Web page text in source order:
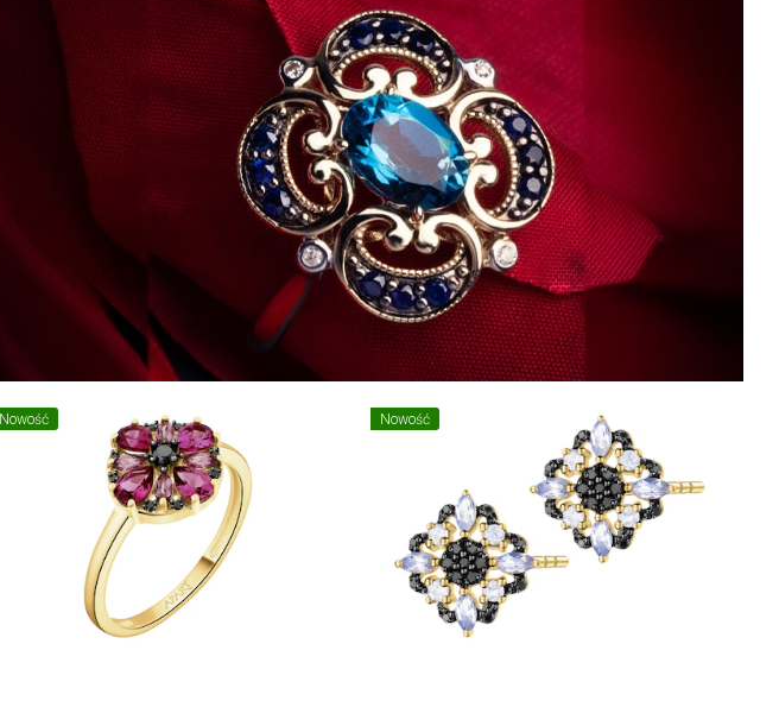
Nowość Nowość